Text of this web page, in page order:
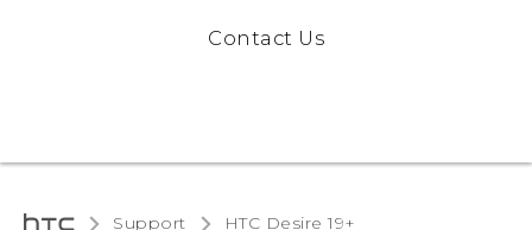
Contact Us
Support ‎HTC Desire 19+‎‎